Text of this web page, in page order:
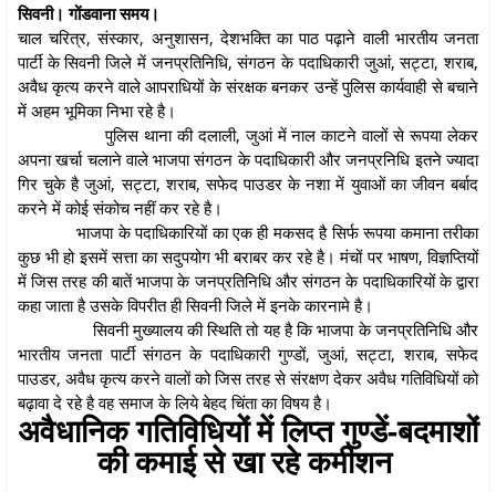
सिवनी। गोंडवाना समय।
चाल चरित्र, संस्कार, अनुशासन, देशभक्ति का पाठ पढ़ाने वाली भारतीय जनता
पार्टी के सिवनी जिले में जनप्रतिनिधि, संगठन के पदाधिकारी जुआं, सट्टा, शराब,
अवैध कृत्य करने वाले आपराधियों के संरक्षक बनकर उन्हें पुलिस कार्यवाही से बचाने
में अहम भूमिका निभा रहे है।
पुलिस थाना की दलाली, जुआं में नाल काटने वालों से रूपया लेकर
अपना खर्चा चलाने वाले भाजपा संगठन के पदाधिकारी और जनप्रनिधि इतने ज्यादा
गिर चुके है जुआं, सट्टा, शराब, सफेद पाउडर के नशा में युवाओं का जीवन बर्बाद
करने में कोई संकोच नहीं कर रहे है।
भाजपा के पदाधिकारियों का एक ही मकसद है सिर्फ रूपया कमाना तरीका
कुछ भी हो इसमें सत्ता का सदुपयोग भी बराबर कर रहे है। मंचों पर भाषण, विज्ञप्तियों
में जिस तरह की बातें भाजपा के जनप्रतिनिधि और संगठन के पदाधिकारियों के द्वारा
कहा जाता है उसके विपरीत ही सिवनी जिले में इनके कारनामे है।
सिवनी मुख्यालय की स्थिति तो यह है कि भाजपा के जनप्रतिनिधि और
भारतीय जनता पार्टी संगठन के पदाधिकारी गुण्डों, जुआं, सट्टा, शराब, सफेद
पाउडर, अवैध कृत्य करने वालों को जिस तरह से संरक्षण देकर अवैध गतिविधियों को
बढ़ावा दे रहे है वह समाज के लिये बेहद चिंता का विषय है।
अवैधानिक गतिविधियों में लिप्त गुण्डें-बदमाशों
की कमाई से खा रहे कमीशन